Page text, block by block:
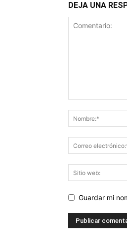
DEJA UNA
Guardar mi